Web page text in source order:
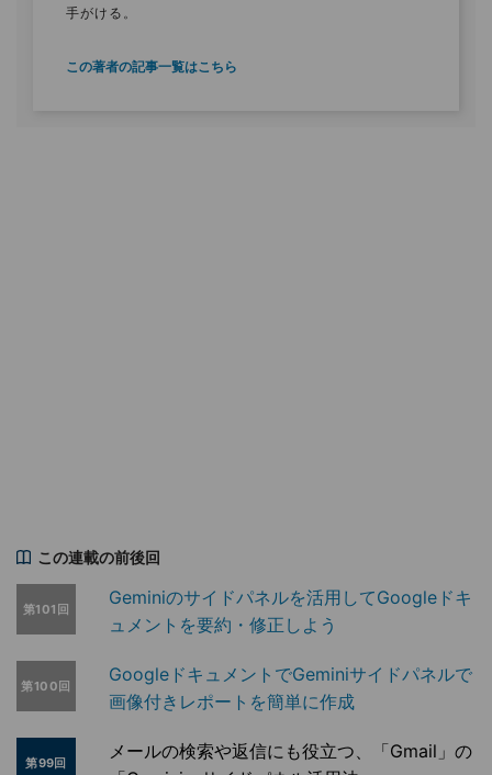
手がける。
この著者の記事一覧はこちら
この連載の前後回
第101回
Geminiのサイドパネルを活用してGoogleドキ
ュメントを要約・修正しよう
第100回
GoogleドキュメントでGeminiサイドパネルで
画像付きレポートを簡単に作成
第99回
メールの検索や返信にも役立つ、「Gmail」の